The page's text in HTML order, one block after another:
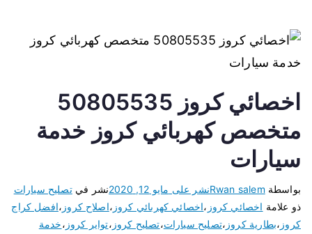
اخصائي كروز 50805535
متخصص كهربائي كروز خدمة
سيارات
بواسطة Rwan salemنشر على مايو 12, 2020 نشر فيتصليح سيارات
ذو علامة اخصائي كروز ،اخصائي كهربائي كروز ،اصلاح كروز ،افضل كراج
كروز ،بطارية كروز ،تصليح سيارات،تصليح كروز ،تواير كروز ،خدمة